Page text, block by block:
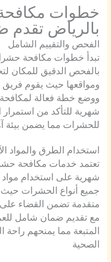
خطوات
بالرياض تقدم
الفحص والتقييم الشامل
تبدأ خطوات مكافحة
بالفحص الدقيق للمكان
ومواقعها حيث يقوم
ووضع خطة فعالة
شهرية للتأكد من استمرار
للحشرات مما يضمن بيئة
استخدام الطرق والمواد
تعتمد خدمات مكافحة
شهرية على استخدام مواد
جميع أنواع الحشرات
متقدمة تضمن القضاء
مع تقديم ضمان شامل
المتبعة مما يمنحهم راحة
الصحية